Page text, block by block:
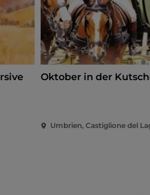
Oktober in der
Umbrien, Castiglione del